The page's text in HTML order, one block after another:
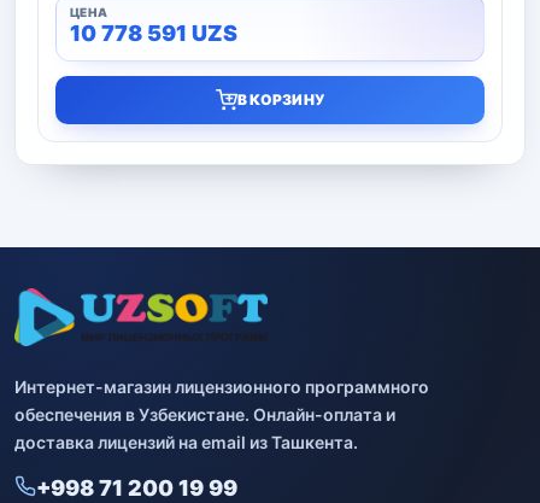
10 778 591 UZS
В КОРЗИНУ
Интернет-магазин лицензионного программного
обеспечения в Узбекистане. Онлайн-оплата и
доставка лицензий на email из Ташкента.
+998 71 200 19 99